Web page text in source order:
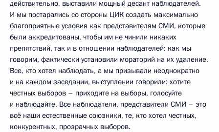
действительно, выставили мощный десант наблюдателей.
И мы постарались со стороны ЦИК создать максимально
благоприятные условия как представителям СМИ, которые
были аккредитованы, чтобы им не чинили никаких
препятствий, так и в отношении наблюдателей: как мы
говорим, фактически установили мораторий на их удаление.
Все, кто хотел наблюдать, а мы призывали неоднократно
и на каждом заседании, выступлении говорили: хотите
честных выборов – приходите на выборы, голосуйте
и наблюдайте. Все наблюдатели, представители СМИ – это
всё наши естественные союзники, те, кто хотел честных,
конкурентных, прозрачных выборов.